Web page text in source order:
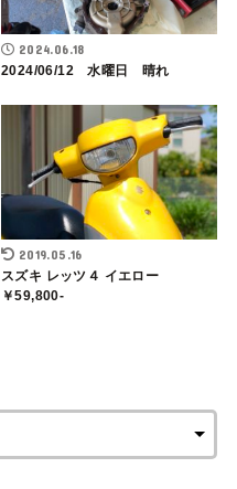
2024.06.18
2024/06/12 水曜日 晴れ
2019.05.16
スズキ レッツ４ イエロー
￥59,800-